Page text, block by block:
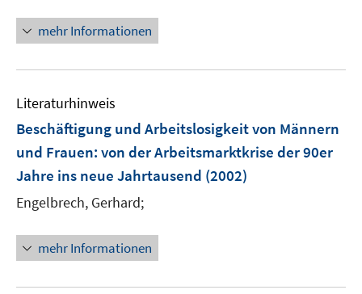
F
s
t
e
e
u
F
n
s
r
ö
mehr Informationen
Literaturhinweis
Beschäftigung und Arbeitslosigkeit von Männern
und Frauen: von der Arbeitsmarktkrise der 90er
Jahre ins neue Jahrtausend (2002)
Engelbrech, Gerhard;
mehr Informationen